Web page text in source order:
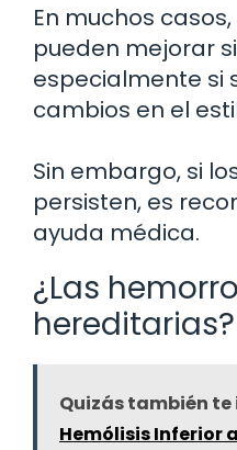
En muchos
pueden mejorar
especialmente si
cambios en el
Sin embargo, si
persisten, es
ayuda médica.
¿Las
hereditarias?
Quizás también te
Hemólisis Inferior